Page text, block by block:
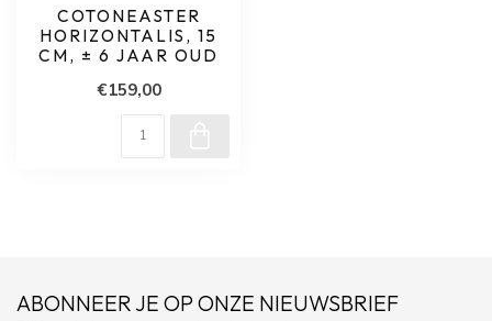
COTONEASTER
HORIZONTALIS, 15
CM, ± 6 JAAR OUD
€159,00
ABONNEER JE OP ONZE NIEUWSBRIEF